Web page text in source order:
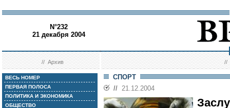
N°232
21 декабря 2004
//Архив //
ВЕСЬ НОМЕР
ПЕРВАЯ ПОЛОСА
ПОЛИТИКА И ЭКОНОМИКА
ОБЩЕСТВО
СПОРТ
// 21.12.2004